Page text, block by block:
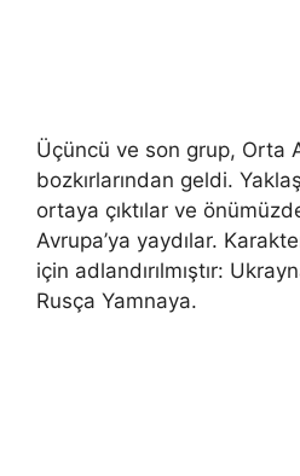
Üçüncü ve son grup, Orta
bozkırlarından geldi.
ortaya çıktılar ve
Avrupa’ya yaydılar.
için adlandırılmıştır:
Rusça Yamnaya.